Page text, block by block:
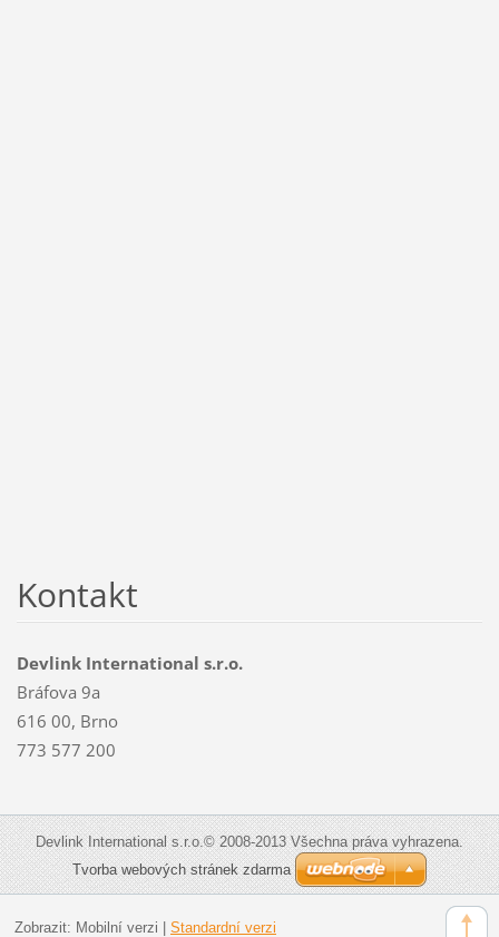
Kontakt
Devlink International s.r.o.
Bráfova 9a
616 00, Brno
773 577 200
Devlink International s.r.o.© 2008-2013 Všechna práva vyhrazena.
Tvorba webových stránek zdarma
Zobrazit: Mobilní verzi Standardní verzi